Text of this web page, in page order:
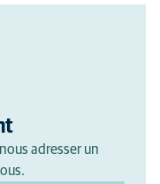
adresser un